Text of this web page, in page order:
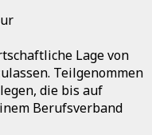
Lage von
Teilgenommen
die bis auf
Berufsverband